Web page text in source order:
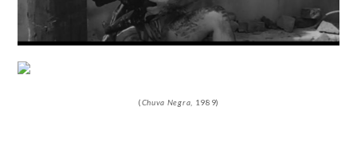
(Chuva Negra, 1989)